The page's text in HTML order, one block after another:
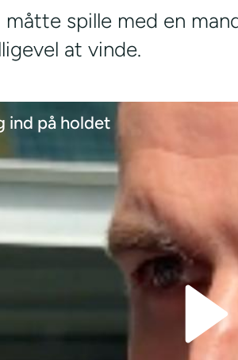
måtte spille med en
at vinde.
ind på holdet